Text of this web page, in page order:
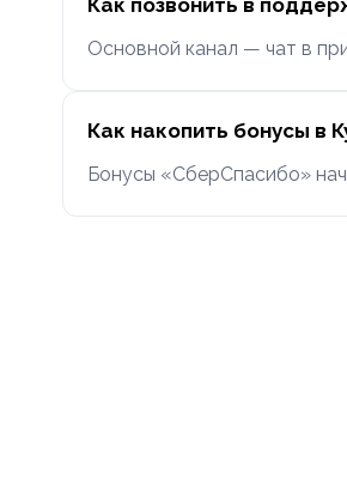
Как позвонить в
Основной канал — чат в
Как накопить бонусы в
Бонусы «СберСпасибо»